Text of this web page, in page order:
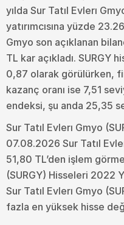
yılda Sur Tatıl Evlerı
yatırımcısına yüzde
Gmyo son açıklanan
TL kar açıkladı. SURGY
0,87 olarak görülürken,
kazanç oranı ise 7,51
endeksi, şu anda 25,35
Sur Tatıl Evlerı Gmyo
07.08.2026 Sur Tatıl
51,80 TL’den işlem
(SURGY) Hisseleri 2022
Sur Tatıl Evlerı Gmyo
fazla en yüksek hisse